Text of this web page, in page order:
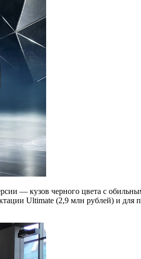
— кузов черного цвета с
Ultimate (2,9 млн рублей) и